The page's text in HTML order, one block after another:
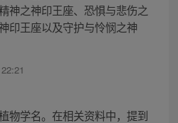
神之神印王座、恐惧与悲伤之
印王座以及守护与怜悯之神
物学名。在相关资料中，提到